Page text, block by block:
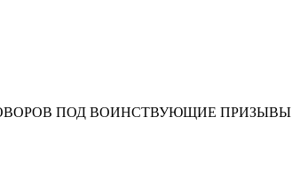
ПОД ВОИНСТВУЮЩИЕ ПРИЗЫВЫ